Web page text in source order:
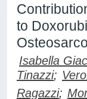
to
Isabella
Tinazzi;
Ragazzi;